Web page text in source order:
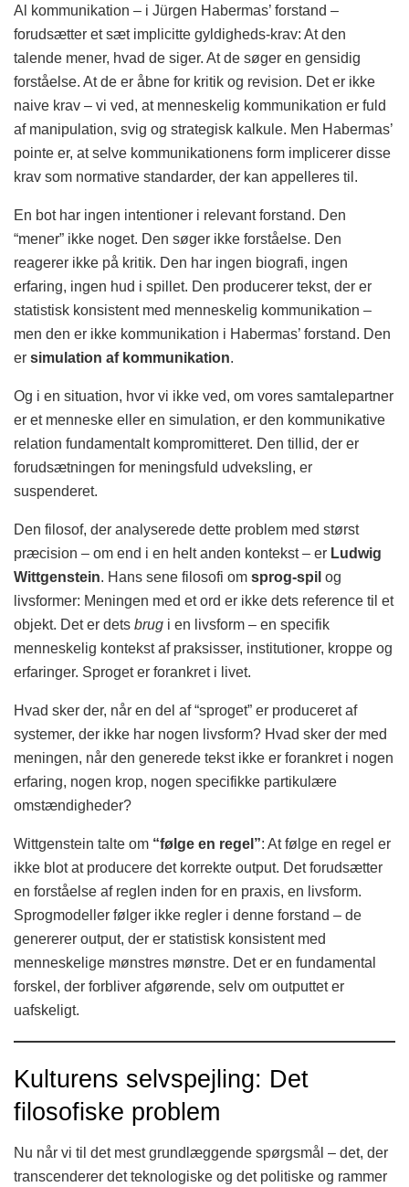
Al kommunikation – i Jürgen Habermas’ forstand –
forudsætter et sæt implicitte gyldigheds-krav: At den
talende mener, hvad de siger. At de søger en gensidig
forståelse. At de er åbne for kritik og revision. Det er ikke
naive krav – vi ved, at menneskelig kommunikation er fuld
af manipulation, svig og strategisk kalkule. Men Habermas’
pointe er, at selve kommunikationens form implicerer disse
krav som normative standarder, der kan appelleres til.
En bot har ingen intentioner i relevant forstand. Den
“mener” ikke noget. Den søger ikke forståelse. Den
reagerer ikke på kritik. Den har ingen biografi, ingen
erfaring, ingen hud i spillet. Den producerer tekst, der er
statistisk konsistent med menneskelig kommunikation –
men den er ikke kommunikation i Habermas’ forstand. Den
er simulation af kommunikation.
Og i en situation, hvor vi ikke ved, om vores samtalepartner
er et menneske eller en simulation, er den kommunikative
relation fundamentalt kompromitteret. Den tillid, der er
forudsætningen for meningsfuld udveksling, er
suspenderet.
Den filosof, der analyserede dette problem med størst
præcision – om end i en helt anden kontekst – er Ludwig
Wittgenstein. Hans sene filosofi om sprog-spil og
livsformer: Meningen med et ord er ikke dets reference til et
objekt. Det er dets brug i en livsform – en specifik
menneskelig kontekst af praksisser, institutioner, kroppe og
erfaringer. Sproget er forankret i livet.
Hvad sker der, når en del af “sproget” er produceret af
systemer, der ikke har nogen livsform? Hvad sker der med
meningen, når den generede tekst ikke er forankret i nogen
erfaring, nogen krop, nogen specifikke partikulære
omstændigheder?
Wittgenstein talte om “følge en regel”: At følge en regel er
ikke blot at producere det korrekte output. Det forudsætter
en forståelse af reglen inden for en praxis, en livsform.
Sprogmodeller følger ikke regler i denne forstand – de
genererer output, der er statistisk konsistent med
menneskelige mønstres mønstre. Det er en fundamental
forskel, der forbliver afgørende, selv om outputtet er
uafskeligt.
Kulturens selvspejling: Det
filosofiske problem
Nu når vi til det mest grundlæggende spørgsmål – det, der
transcenderer det teknologiske og det politiske og rammer